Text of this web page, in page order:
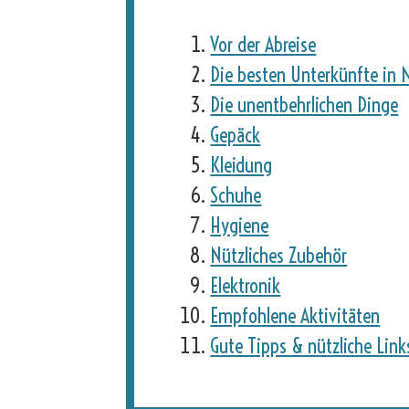
Vor der Abreise
Die besten Unterkünfte in
Die unentbehrlichen Dinge
Gepäck
Kleidung
Schuhe
Hygiene
Nützliches Zubehör
Elektronik
Empfohlene Aktivitäten
Gute Tipps & nützliche